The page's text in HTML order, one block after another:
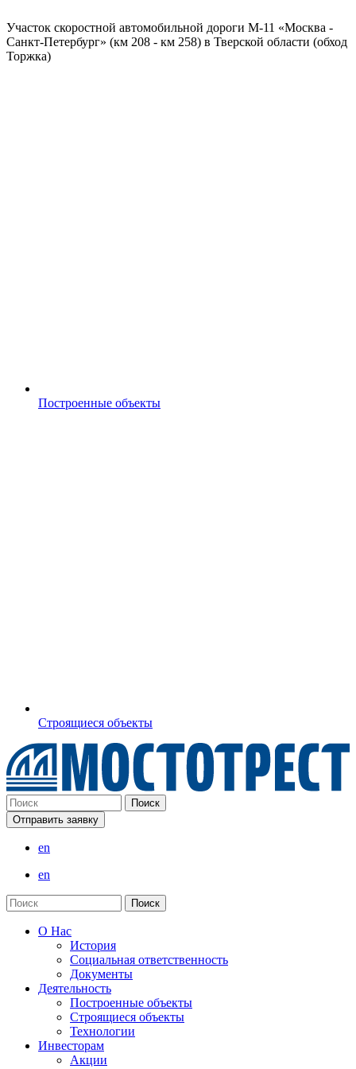
Участок скоростной автомобильной дороги М-11 «Москва -
Санкт-Петербург» (км 208 - км 258) в Тверской области (обход
Торжка)
Построенные объекты
Строящиеся объекты
Отправить заявку
en
en
О Нас
История
Социальная ответственность
Документы
Деятельность
Построенные объекты
Строящиеся объекты
Технологии
Инвесторам
Акции